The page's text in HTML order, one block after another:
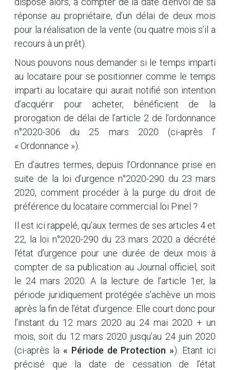
réponse au propriétaire, d’un délai de deux mois
pour la réalisation de la vente (ou quatre mois s’il a
recours à un prêt).
Nous pouvons nous demander si le temps imparti
au locataire pour se positionner comme le temps
imparti au locataire qui aurait notifié son intention
d’acquérir pour acheter, bénéficient de la
prorogation de délai de l’article 2 de l’ordonnance
n°2020-306 du 25 mars 2020 (ci-après l’
« Ordonnance »).
En d’autres termes, depuis l’Ordonnance prise en
suite de la loi d’urgence n°2020-290 du 23 mars
2020, comment procéder à la purge du droit de
préférence du locataire commercial loi Pinel ?
Il est ici rappelé, qu’aux termes de ses articles 4 et
22, la loi n°2020-290 du 23 mars 2020 a décrété
l’état d’urgence pour une durée de deux mois à
compter de sa publication au Journal officiel, soit
le 24 mars 2020. A la lecture de l’article 1er, la
période juridiquement protégée s’achève un mois
après la fin de l’état d’urgence. Elle court donc pour
l’instant du 12 mars 2020 au 24 mai 2020 + un
mois, soit du 12 mars 2020 jusqu’au 24 juin 2020
(ci-après la « Période de Protection »). Etant ici
précisé que la date de cessation de l’état